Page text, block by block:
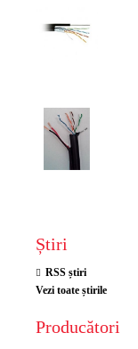
Știri
RSS știri
Vezi toate știrile
Producători